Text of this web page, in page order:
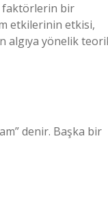
faktörlerin bir
etkilerinin etkisi,
algıya yönelik
denir. Başka bir